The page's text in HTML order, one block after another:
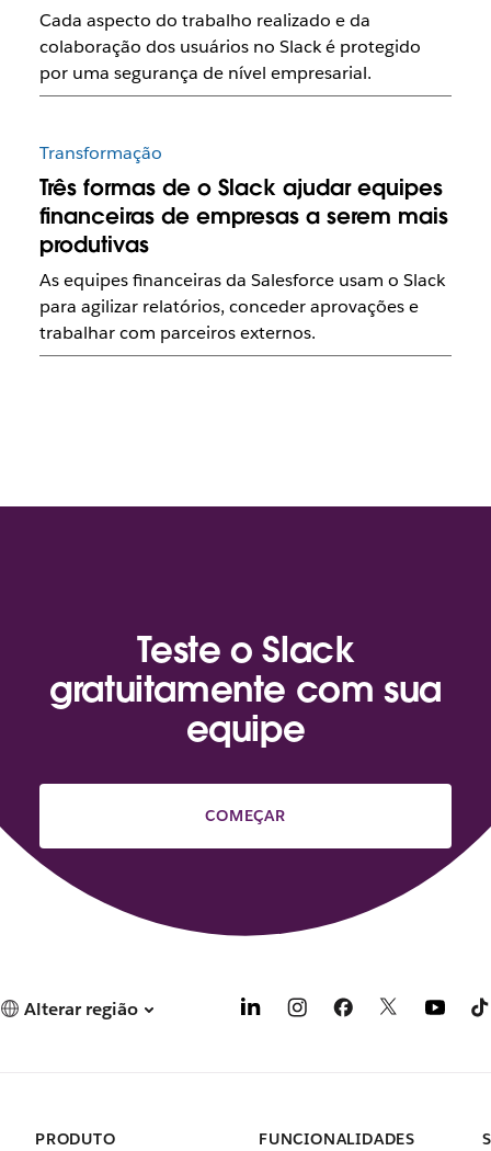
Cada aspecto do trabalho realizado e da
colaboração dos usuários no Slack é protegido
por uma segurança de nível empresarial.
Transformação
Três formas de o Slack ajudar equipes
financeiras de empresas a serem mais
produtivas
As equipes financeiras da Salesforce usam o Slack
para agilizar relatórios, conceder aprovações e
trabalhar com parceiros externos.
Teste o Slack
gratuitamente com sua
equipe
COMEÇAR
Alterar região
PRODUTO
FUNCIONALIDADES